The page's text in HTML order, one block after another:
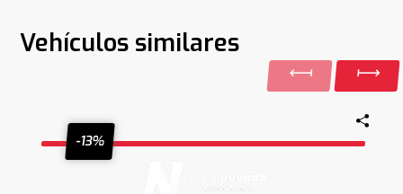
Vehículos similares
-13%